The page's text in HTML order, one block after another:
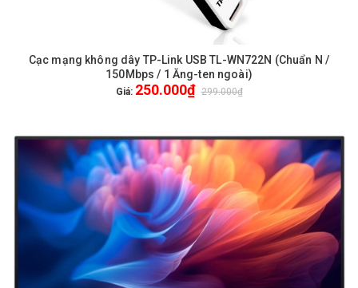
Cạc mạng không dây TP-Link USB TL-WN722N (Chuẩn N /
150Mbps / 1 Ăng-ten ngoài)
Giá: 250.000₫ 299.000₫